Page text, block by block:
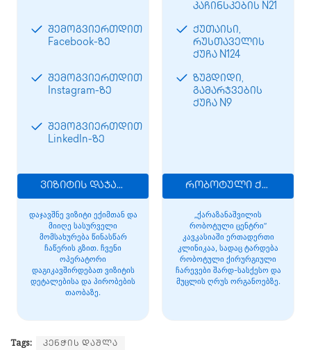
შემოგვიერთდით
Facebook-ზე
შემოგვიერთდით
Instagram-ზე
შემოგვიერთდით
LinkedIn-ზე
ვიზიტის დაჯავშნა
დაჯავშნე ვიზიტი ექიმთან და
მიიღე სასურველი
მომსახურება წინასწარ
ჩაწერის გზით. ჩვენი
ოპერატორი
დაგიკავშირდებათ ვიზიტის
დეტალებისა და პირობების
თაობაზე.
კაჩინსკების N21
ქუთაისი,
რუსთაველის
ქუჩა N124
ზუგდიდი,
გამარჯვების
ქუჩა N9
რობოტული ქირურგია
„ქარაზანაშვილის
რობოტული ცენტრი“
კავკასიაში ერთადერთი
კლინიკაა, სადაც ტარდება
რობოტული ქირურგიული
ჩარევები შარდ-სასქესო და
მუცლის ღრუს ორგანოებზე.
Tags: კენჭის დაშლა